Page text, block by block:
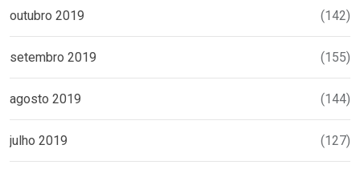
outubro 2019 (142)
setembro 2019 (155)
agosto 2019 (144)
julho 2019 (127)